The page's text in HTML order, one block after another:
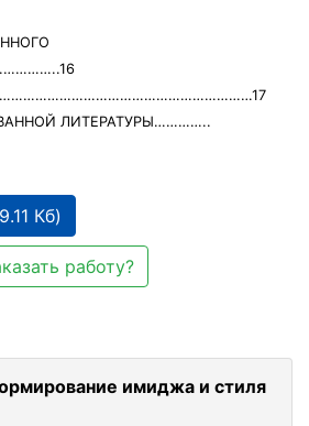
ЛИТЕРАТУРЫ…………..
Кб)
работу?
имиджа и стиля